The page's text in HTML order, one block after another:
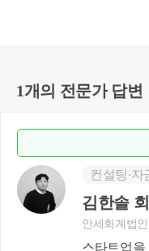
1개의 전문가 답변
컨설팅∙자
김한솔
안세회계법인
스타트업을